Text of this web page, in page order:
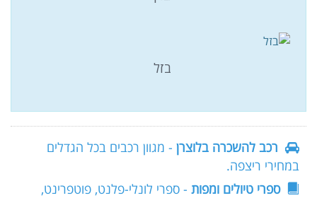
בזל
רכב להשכרה בלוצרן - מגוון רכבים בכל הגדלים
במחירי ריצפה.
ספרי טיולים ומפות - ספרי לונלי-פלנט, פוטפרינט,